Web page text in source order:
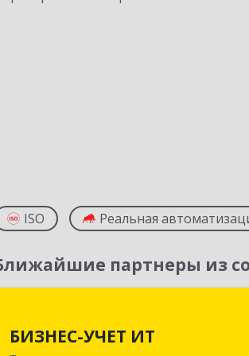
ISO Реальная
партнеры из
БИЗНЕС-УЧЕТ ИТ